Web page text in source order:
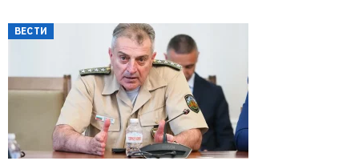
ВЕСТИ